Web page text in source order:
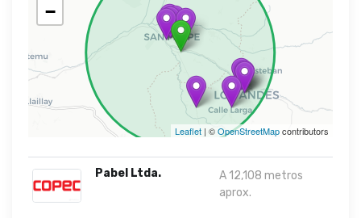
−
Leaflet | ©OpenStreetMapcontributors
Pabel Ltda.
A 12,108 metros
aprox.